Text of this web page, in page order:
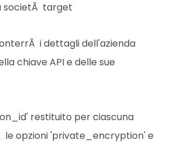
societÃ target
i dettagli dell'azienda
chiave API e delle sue
restituito per ciascuna
le opzioni 'private_encryption' e